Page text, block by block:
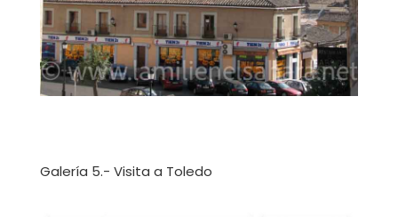
Galería 5.- Visita a Toledo